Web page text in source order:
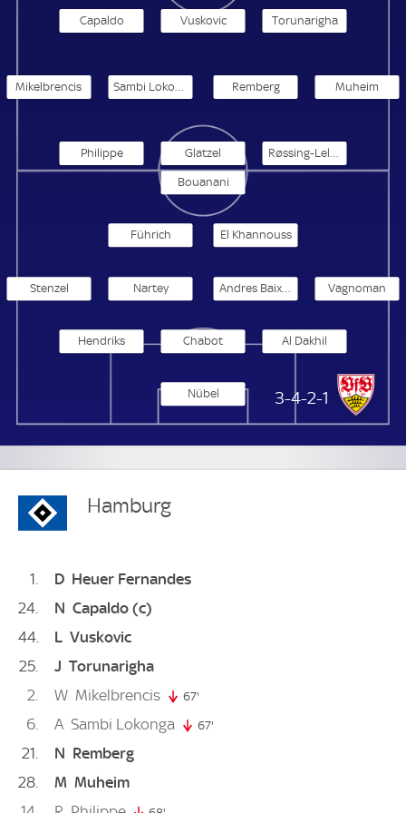
Capaldo Vuskovic Torunarigha
Mikelbrencis Remberg Muheim
Philippe Glatzel
VfB Stuttgart
3-4-2-1
Nübel
Al Dakhil
Chabot
Hendriks
Vagnoman
Andres Baixauli
Nartey
Stenzel
El Khannouss
Führich
Bouanani
Hamburg
1 D Heuer Fernandes
24
N Capaldo (c)
44
L Vuskovic
25
J Torunarigha
2
W Mikelbrencis 67'
6 A Sambi Lokonga 67'
21 N Remberg
28
M Muheim